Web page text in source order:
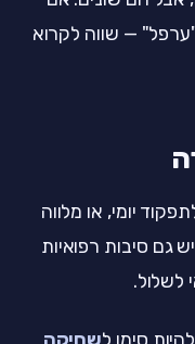
— שווה לקרוא
יומי, או מלווה
גם סיבות רפואיות
לשלול.
סימן לשחיקה